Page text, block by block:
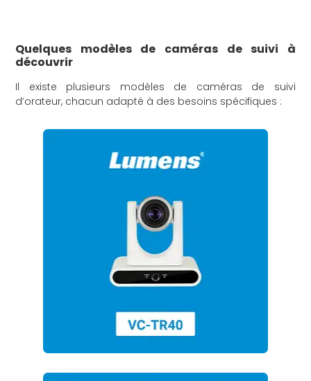
Quelques modèles de caméras de suivi à
découvrir
Il existe plusieurs modèles de caméras de suivi
d’orateur, chacun adapté à des besoins spécifiques :